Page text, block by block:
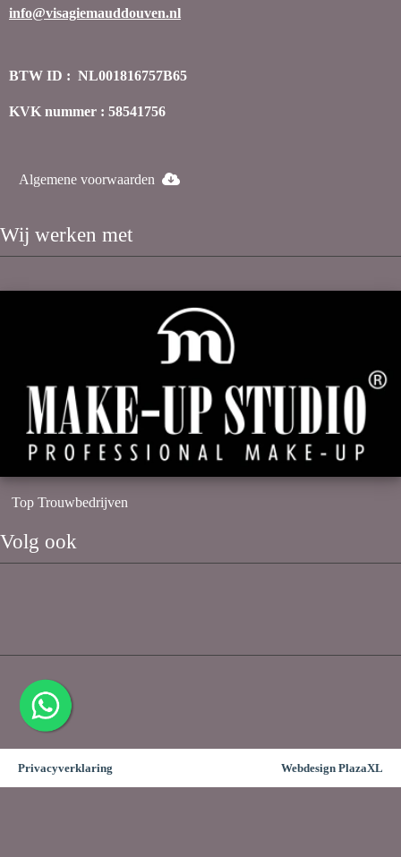
info@visagiemauddouven.nl
BTW ID : NL001816757B65
KVK nummer : 58541756
Algemene voorwaarden
Wij werken met
Top Trouwbedrijven
Volg ook
Privacyverklaring Webdesign PlazaXL